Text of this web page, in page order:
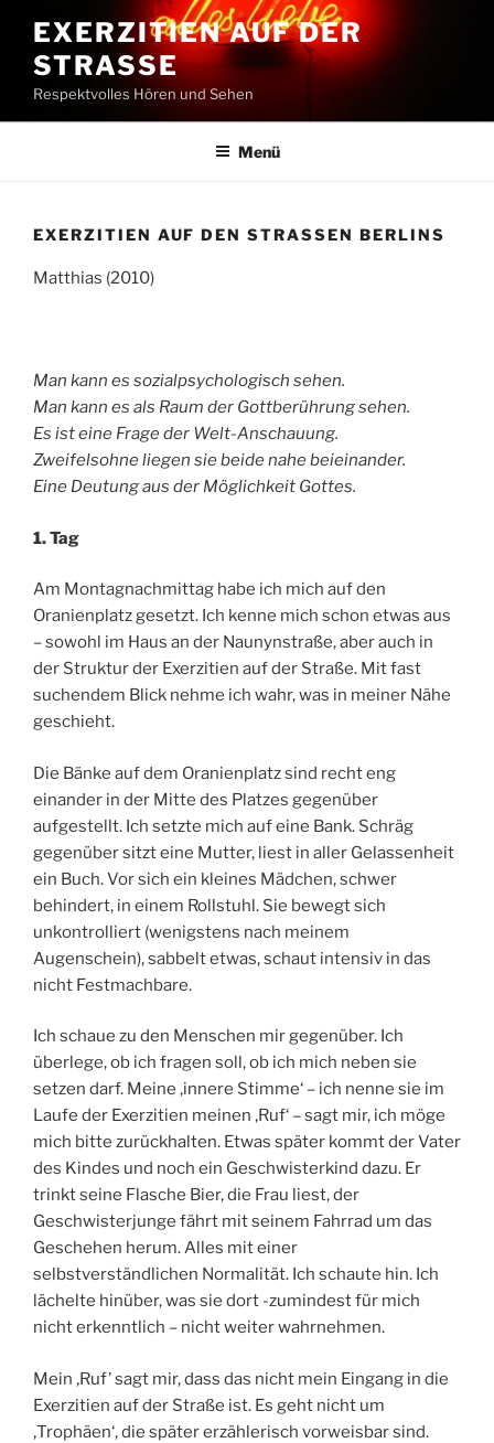
Inhalt
springen
EXERZITIEN AUF DER
STRASSE
Respektvolles Hören und Sehen
Menü
EXERZITIEN AUF DEN STRASSEN BERLINS
Matthias (2010)
Man kann es sozialpsychologisch sehen.
Man kann es als Raum der Gottberührung sehen.
Es ist eine Frage der Welt-Anschauung.
Zweifelsohne liegen sie beide nahe beieinander.
Eine Deutung aus der Möglichkeit Gottes.
1. Tag
Am Montagnachmittag habe ich mich auf den
Oranienplatz gesetzt. Ich kenne mich schon etwas aus
– sowohl im Haus an der Naunynstraße, aber auch in
der Struktur der Exerzitien auf der Straße. Mit fast
suchendem Blick nehme ich wahr, was in meiner Nähe
geschieht.
Die Bänke auf dem Oranienplatz sind recht eng
einander in der Mitte des Platzes gegenüber
aufgestellt. Ich setzte mich auf eine Bank. Schräg
gegenüber sitzt eine Mutter, liest in aller Gelassenheit
ein Buch. Vor sich ein kleines Mädchen, schwer
behindert, in einem Rollstuhl. Sie bewegt sich
unkontrolliert (wenigstens nach meinem
Augenschein), sabbelt etwas, schaut intensiv in das
nicht Festmachbare.
Ich schaue zu den Menschen mir gegenüber. Ich
überlege, ob ich fragen soll, ob ich mich neben sie
setzen darf. Meine ‚innere Stimme‘ – ich nenne sie im
Laufe der Exerzitien meinen ‚Ruf‘ – sagt mir, ich möge
mich bitte zurückhalten. Etwas später kommt der Vater
des Kindes und noch ein Geschwisterkind dazu. Er
trinkt seine Flasche Bier, die Frau liest, der
Geschwisterjunge fährt mit seinem Fahrrad um das
Geschehen herum. Alles mit einer
selbstverständlichen Normalität. Ich schaute hin. Ich
lächelte hinüber, was sie dort -zumindest für mich
nicht erkenntlich – nicht weiter wahrnehmen.
Mein ‚Ruf’ sagt mir, dass das nicht mein Eingang in die
Exerzitien auf der Straße ist. Es geht nicht um
‚Trophäen‘, die später erzählerisch vorweisbar sind.